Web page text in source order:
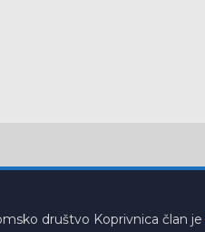
društvo Koprivnica član je